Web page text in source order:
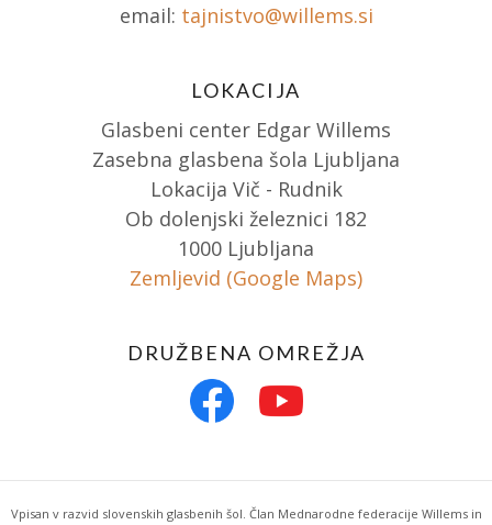
email: tajnistvo@willems.si
LOKACIJA
Glasbeni center Edgar Willems
Zasebna glasbena šola Ljubljana
Lokacija Vič - Rudnik
Ob dolenjski železnici 182
1000 Ljubljana
Zemljevid (Google Maps)
DRUŽBENA OMREŽJA
Vpisan v razvid slovenskih glasbenih šol. Član Mednarodne federacije Willems in